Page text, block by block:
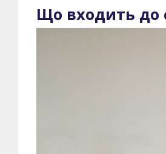
Що входить до